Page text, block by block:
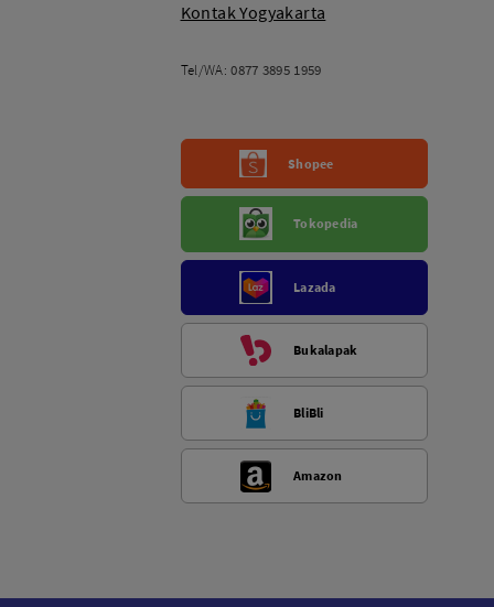
Kontak Yogyakarta
Tel/WA: 0877 3895 1959
Shopee
Tokopedia
Lazada
Bukalapak
BliBli
Amazon